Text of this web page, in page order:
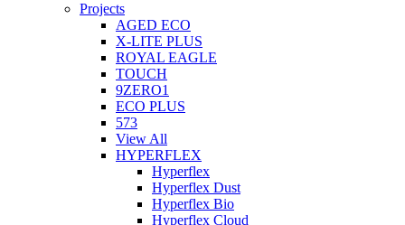
Projects
AGED ECO
X-LITE PLUS
ROYAL EAGLE
TOUCH
9ZERO1
ECO PLUS
573
View All
HYPERFLEX
Hyperflex
Hyperflex Dust
Hyperflex Bio
Hyperflex Cloud